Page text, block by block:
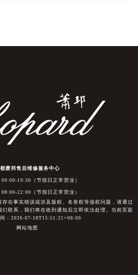
萧邦售后维修服务中心
09:00-19:30（节假日正常营业）
22:00（节假日正常营业）
在事实错误或涉及版权、名誉权等侵权问题，请通过
们联系，我们将在收到通知后立即依法处理。当前页面
：2026-07-18T15:51:21+08:00
网站地图